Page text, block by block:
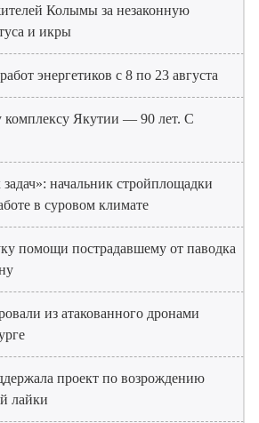
Колымы за незаконную
и икры
энергетиков с 8 по 23 августа
Якутии — 90 лет. С
начальник стройплощадки
в суровом климате
помощи пострадавшему от паводка
из атакованного дронами
проект по возрождению
лайки